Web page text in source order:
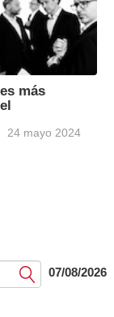
más
24 mayo 2024
Submit07/08/2026